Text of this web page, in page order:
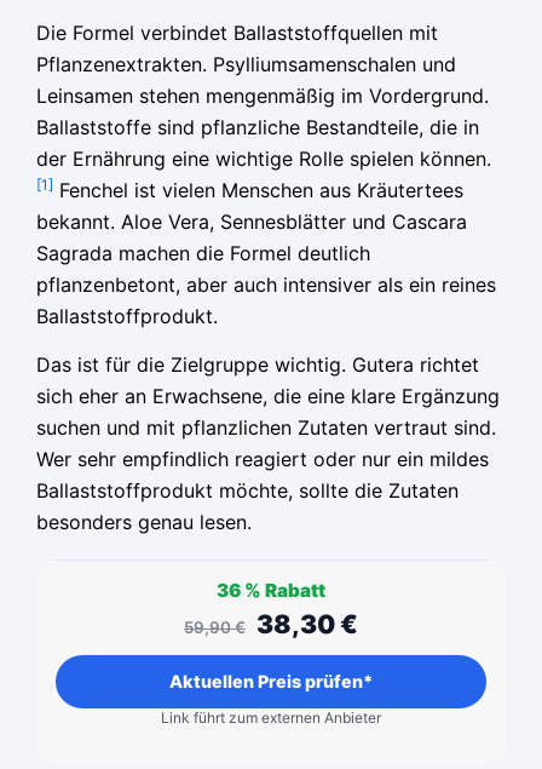
Die Formel verbindet Ballaststoffquellen mit
Pflanzenextrakten. Psylliumsamenschalen und
Leinsamen stehen mengenmäßig im Vordergrund.
Ballaststoffe sind pflanzliche Bestandteile, die in
der Ernährung eine wichtige Rolle spielen können.
[1] Fenchel ist vielen Menschen aus Kräutertees
bekannt. Aloe Vera, Sennesblätter und Cascara
Sagrada machen die Formel deutlich
pflanzenbetont, aber auch intensiver als ein reines
Ballaststoffprodukt.
Das ist für die Zielgruppe wichtig. Gutera richtet
sich eher an Erwachsene, die eine klare Ergänzung
suchen und mit pflanzlichen Zutaten vertraut sind.
Wer sehr empfindlich reagiert oder nur ein mildes
Ballaststoffprodukt möchte, sollte die Zutaten
besonders genau lesen.
36 % Rabatt
59,90€ 38,30€
Aktuellen Preis prüfen*
Link führt zum externen Anbieter